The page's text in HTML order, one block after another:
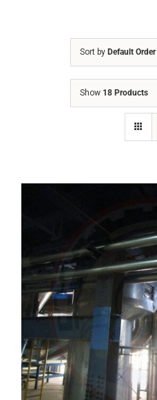
Sort by Default Order
Show 18 Products